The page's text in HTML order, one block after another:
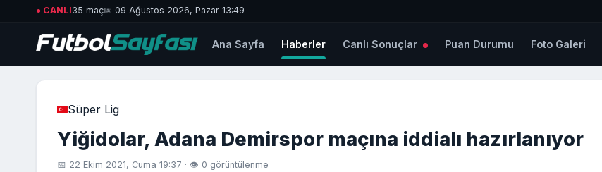
● CANLI35 maç📅 09 Ağustos 2026, Pazar 13:49
Ana Sayfa Haberler Canlı Sonuçlar Puan Durumu Foto Galeri
Süper Lig
Yiğidolar, Adana Demirspor maçına iddialı hazırlanıyor
📅 22 Ekim 2021, Cuma 19:37 · 👁 0 görüntülenme